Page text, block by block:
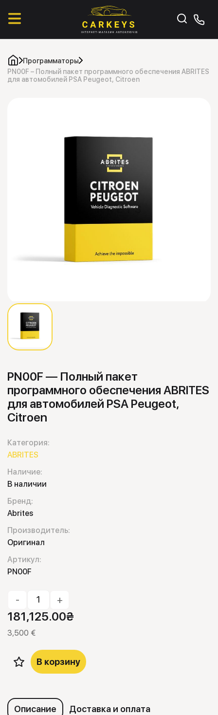
Программаторы
PN00F – Полный пакет программного обеспечения ABRITES
для автомобилей PSA Peugeot, Citroen
PN00F — Полный пакет
программного обеспечения ABRITES
для автомобилей PSA Peugeot,
Citroen
Категория:
ABRITES
Наличие:
В наличии
Бренд:
Abrites
Производитель:
Оригинал
Артикул:
PN00F
- +
181,125.00₴
3,500 €
В корзину
Описание Доставка и оплата